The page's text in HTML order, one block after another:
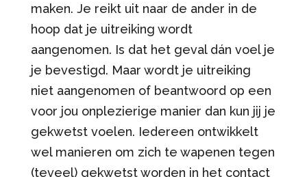
maken. Je reikt uit naar de ander in de
hoop dat je uitreiking wordt
aangenomen. Is dat het geval dán voel je
je bevestigd. Maar wordt je uitreiking
niet aangenomen of beantwoord op een
voor jou onplezierige manier dan kun jij je
gekwetst voelen. Iedereen ontwikkelt
wel manieren om zich te wapenen tegen
(teveel) gekwetst worden in het contact